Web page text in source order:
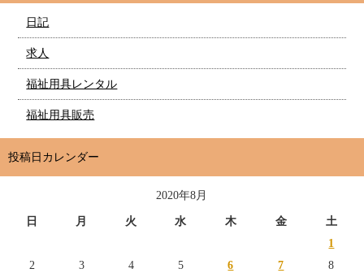
日記
求人
福祉用具レンタル
福祉用具販売
投稿日カレンダー
2020年8月
日 月 火 水 木 金
土
1
2
3 4 5 6 7 8